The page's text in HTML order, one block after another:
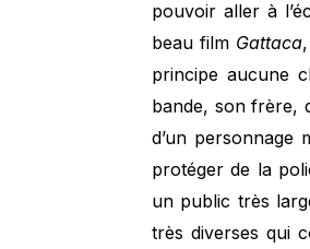
pouvoir aller à
beau film Gattaca
principe aucune
bande, son frère,
d’un personnage
protéger de la
un public très
très diverses qui